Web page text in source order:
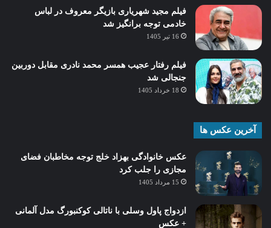
فیلم مجید شهریاری بازیگر معروف در لباس
خادمی توجه برانگیز شد
16 تیر 1405
فیلم رفتار عجیب همسر محمد نادری مقابل دوربین
جنجالی شد
18 خرداد 1405
آخرین عکس ها
عکس خانوادگی بهزاد خلج توجه مخاطبان فضای
مجازی را جلب کرد
15 مرداد 1405
ازدواج پاول وسلی با ناتالی کوکنبورگ مدل آلمانی
+ عکس